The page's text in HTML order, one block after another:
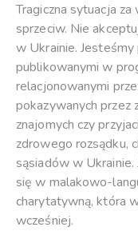
Tragiczna sytuacja
sprzeciw. Nie
w Ukrainie.
publikowanymi w
relacjonowanymi
pokazywanych przez
znajomych czy
zdrowego rozsądku,
sąsiadów w Ukrainie.
się w malakowo-
charytatywną, która
wcześniej.